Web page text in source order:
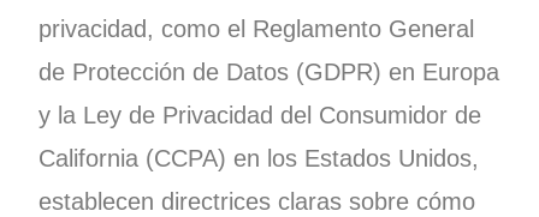
privacidad, como el Reglamento General
de Protección de Datos (GDPR) en Europa
y la Ley de Privacidad del Consumidor de
California (CCPA) en los Estados Unidos,
establecen directrices claras sobre cómo